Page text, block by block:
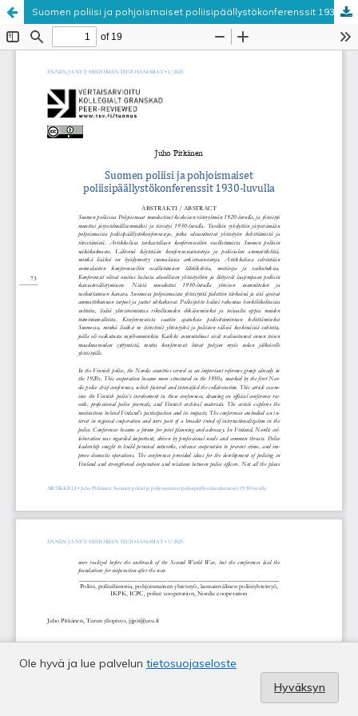
Suomen poliisi ja pohjoismaiset poliisipäällystökonferenssit 1930-luvulla
Ole hyvä ja lue palvelun tietosuojaseloste
Hyväksyn
Palvelua ylläpitääTieteellisten seurain valtuuskunta